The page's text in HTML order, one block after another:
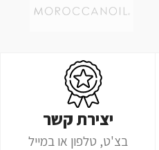
יצירת קשר
בצ'ט, טלפון או במייל